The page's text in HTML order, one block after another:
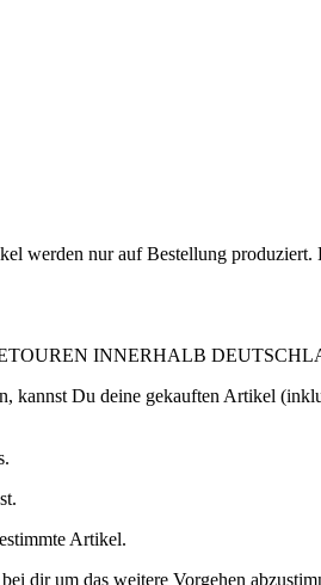
werden nur auf Bestellung
INNERHALB
Du deine gekauften Artikel
Artikel.
dir um das weitere Vorgehen